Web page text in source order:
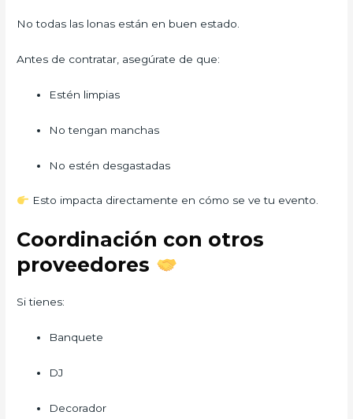
No todas las lonas están en buen estado.
Antes de contratar, asegúrate de que:
Estén limpias
No tengan manchas
No estén desgastadas
Esto impacta directamente en cómo se ve tu evento.
Coordinación con otros
proveedores
Si tienes:
Banquete
DJ
Decorador